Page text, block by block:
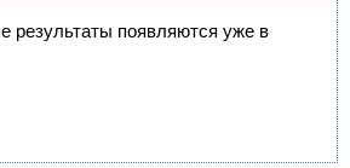
результаты появляются уже в